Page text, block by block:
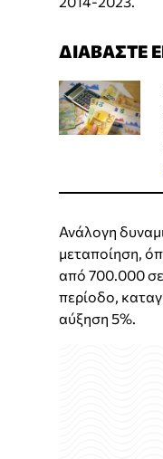
ΔΙΑΒΑΣΤΕ
Ανάλογη
μεταποίηση,
από 700.000 σε
περίοδο,
αύξηση 5%.